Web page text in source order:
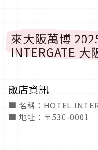
來大阪萬博
INTERGATE 大
飯店資訊
■ 名稱：HOTEL
■ 地址：〒530-0001